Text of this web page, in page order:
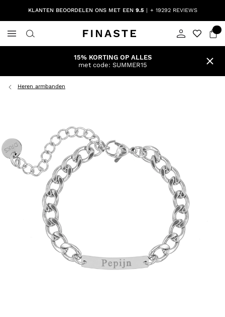
KLANTEN BEOORDELEN ONS MET EEN 9.5 + 19292 REVIEWS
15% KORTING OP ALLES
met code: SUMMER15
Heren armbanden